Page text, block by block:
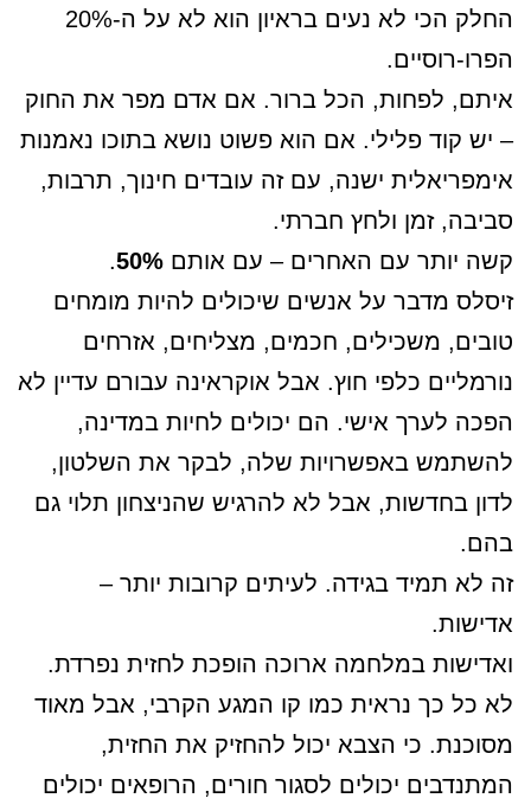
החלק הכי לא נעים בראיון הוא לא על ה-20%
הפרו-רוסיים.
איתם, לפחות, הכל ברור. אם אדם מפר את החוק
– יש קוד פלילי. אם הוא פשוט נושא בתוכו נאמנות
אימפריאלית ישנה, עם זה עובדים חינוך, תרבות,
סביבה, זמן ולחץ חברתי.
קשה יותר עם האחרים – עם אותם 50%
.
זיסלס מדבר על אנשים שיכולים להיות מומחים
טובים, משכילים, חכמים, מצליחים, אזרחים
נורמליים כלפי חוץ. אבל אוקראינה עבורם עדיין לא
הפכה לערך אישי. הם יכולים לחיות במדינה,
להשתמש באפשרויות שלה, לבקר את השלטון,
לדון בחדשות, אבל לא להרגיש שהניצחון תלוי גם
בהם.
זה לא תמיד בגידה. לעיתים קרובות יותר –
אדישות.
ואדישות במלחמה ארוכה הופכת לחזית נפרדת.
לא כל כך נראית כמו קו המגע הקרבי, אבל מאוד
מסוכנת. כי הצבא יכול להחזיק את החזית,
המתנדבים יכולים לסגור חורים, הרופאים יכולים